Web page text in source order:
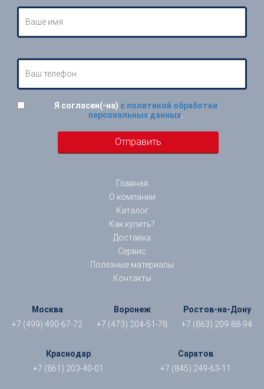
Я согласен(-на) с политикой обработки
персональных данных.
Главная
О компании
Каталог
Как купить?
Доставка
Сервис
Полезные материалы
Контакты
Москва
+7 (499) 490-67-72
Воронеж
+7 (473) 204-51-78
Ростов-на-Дону
+7 (863) 209-88-94
Краснодар
+7 (861) 203-40-01
Саратов
+7 (845) 249-63-11